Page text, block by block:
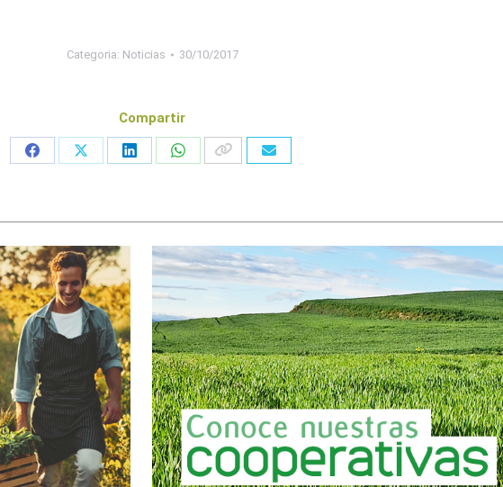
Categoria: Noticias 30/10/2017
Compartir
Share
Share
Share
Share